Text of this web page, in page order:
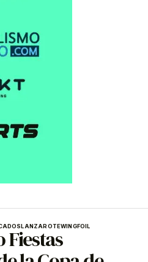
LANZAROTEWINGFOIL
Fiestas